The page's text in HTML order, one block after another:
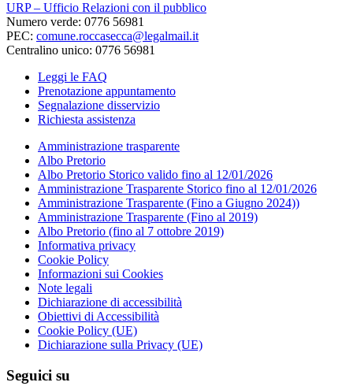
URP – Ufficio Relazioni con il pubblico
Numero verde: 0776 56981
PEC: comune.roccasecca@legalmail.it
Centralino unico: 0776 56981
Leggi le FAQ
Prenotazione appuntamento
Segnalazione disservizio
Richiesta assistenza
Amministrazione trasparente
Albo Pretorio
Albo Pretorio Storico valido fino al 12/01/2026
Amministrazione Trasparente Storico fino al 12/01/2026
Amministrazione Trasparente (Fino a Giugno 2024))
Amministrazione Trasparente (Fino al 2019)
Albo Pretorio (fino al 7 ottobre 2019)
Informativa privacy
Cookie Policy
Informazioni sui Cookies
Note legali
Dichiarazione di accessibilità
Obiettivi di Accessibilità
Cookie Policy (UE)
Dichiarazione sulla Privacy (UE)
Seguici su